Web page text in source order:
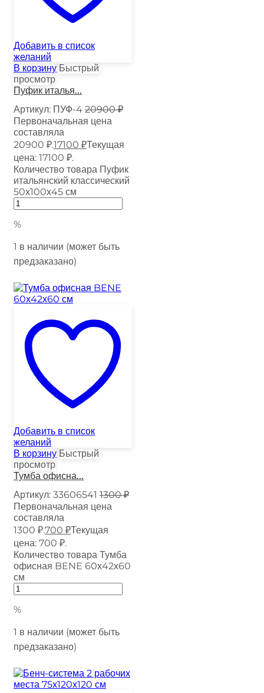
Добавить в список
желаний
В корзину Быстрый
просмотр
Пуфик италья...
Артикул: ПУФ-4 20900₽
Первоначальная цена
составляла
20900 ₽.17100 ₽Текущая
цена: 17100 ₽.
Количество товара Пуфик
итальянский классический
50х100х45 см
%
1 в наличии (может быть
предзаказано)
Добавить в список
желаний
В корзину Быстрый
просмотр
Тумба офисна...
Артикул: 33606541 1300₽
Первоначальная цена
составляла
1300 ₽.700 ₽Текущая
цена: 700 ₽.
Количество товара Тумба
офисная BENE 60х42х60
см
%
1 в наличии (может быть
предзаказано)